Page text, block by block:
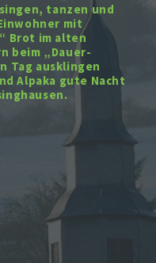
tanzen und
mit
Brot im alten
beim „Dauer-
Tag ausklingen
Alpaka gute Nacht